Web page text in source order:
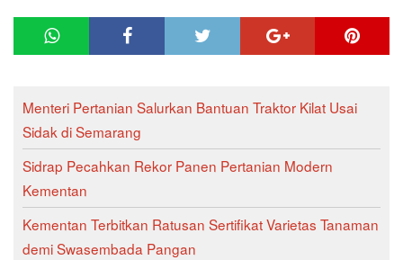
Menteri Pertanian Salurkan Bantuan Traktor Kilat Usai
Sidak di Semarang
Sidrap Pecahkan Rekor Panen Pertanian Modern
Kementan
Kementan Terbitkan Ratusan Sertifikat Varietas Tanaman
demi Swasembada Pangan